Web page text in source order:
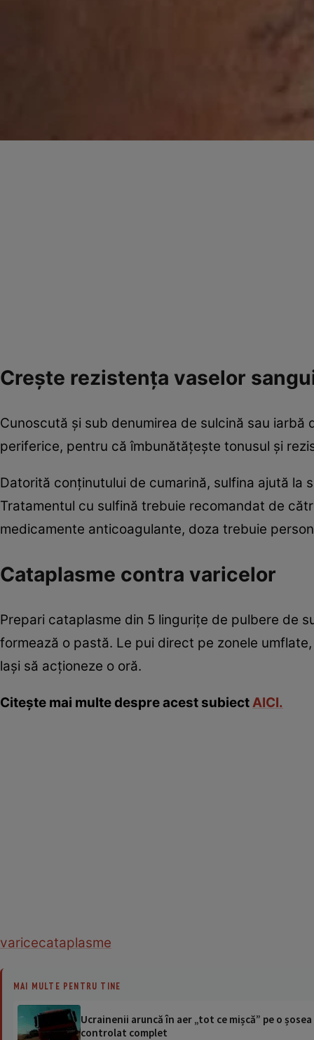
Creşte rezistenţa vaselor
Cunoscută şi sub denumirea de sulcină sau
periferice, pentru că îmbunătăţeşte tonusul şi
Datorită conţinutului de cumarină, sulfina ajută la
Tratamentul cu sulfină trebuie recomandat de
medicamente anticoagulante, doza trebuie
Cataplasme contra varicelor
Prepari cataplasme din 5 linguriţe de pulbere de
formează o pastă. Le pui direct pe zonele
laşi să acţioneze o oră.
Citeşte mai multe despre acest subiectAICI.
varicecataplasme
MAI MULTE PENTRU TINE
Ucrainenii aruncă în aer „tot ce mișcă” pe o
controlat complet